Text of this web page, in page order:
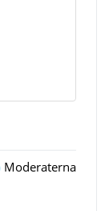
Moderaterna